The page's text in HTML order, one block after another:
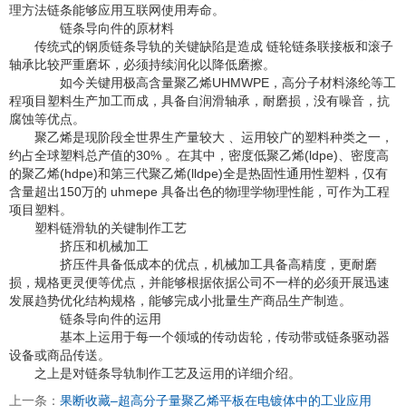
理方法链条能够应用互联网使用寿命。
链条导向件的原材料
传统式的钢质链条导轨的关键缺陷是造成 链轮链条联接板和滚子
轴承比较严重磨坏，必须持续润化以降低磨擦。
如今关键用极高含量聚乙烯UHMWPE，高分子材料涤纶等工
程项目塑料生产加工而成，具备自润滑轴承，耐磨损，没有噪音，抗
腐蚀等优点。
聚乙烯是现阶段全世界生产量较大 、运用较广的塑料种类之一，
约占全球塑料总产值的30% 。在其中，密度低聚乙烯(ldpe)、密度高
的聚乙烯(hdpe)和第三代聚乙烯(lldpe)全是热固性通用性塑料，仅有
含量超出150万的 uhmepe 具备出色的物理学物理性能，可作为工程
项目塑料。
塑料链滑轨的关键制作工艺
挤压和机械加工
挤压件具备低成本的优点，机械加工具备高精度，更耐磨
损，规格更灵便等优点，并能够根据依据公司不一样的必须开展迅速
发展趋势优化结构规格，能够完成小批量生产商品生产制造。
链条导向件的运用
基本上运用于每一个领域的传动齿轮，传动带或链条驱动器
设备或商品传送。
之上是对链条导轨制作工艺及运用的详细介绍。
上一条： 果断收藏–超高分子量聚乙烯平板在电镀体中的工业应用